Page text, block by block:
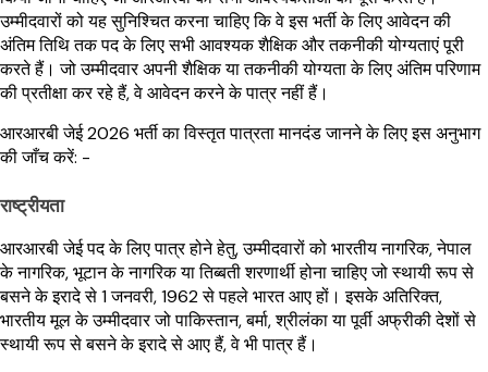
उम्मीदवारों को यह सुनिश्चित करना चाहिए कि वे इस भर्ती के लिए आवेदन की
अंतिम तिथि तक पद के लिए सभी आवश्यक शैक्षिक और तकनीकी योग्यताएं पूरी
करते हैं। जो उम्मीदवार अपनी शैक्षिक या तकनीकी योग्यता के लिए अंतिम परिणाम
की प्रतीक्षा कर रहे हैं, वे आवेदन करने के पात्र नहीं हैं।
आरआरबी जेई 2026 भर्ती का विस्तृत पात्रता मानदंड जानने के लिए इस अनुभाग
की जाँच करें: -
राष्ट्रीयता
आरआरबी जेई पद के लिए पात्र होने हेतु, उम्मीदवारों को भारतीय नागरिक, नेपाल
के नागरिक, भूटान के नागरिक या तिब्बती शरणार्थी होना चाहिए जो स्थायी रूप से
बसने के इरादे से 1 जनवरी, 1962 से पहले भारत आए हों। इसके अतिरिक्त,
भारतीय मूल के उम्मीदवार जो पाकिस्तान, बर्मा, श्रीलंका या पूर्वी अफ्रीकी देशों से
स्थायी रूप से बसने के इरादे से आए हैं, वे भी पात्र हैं।